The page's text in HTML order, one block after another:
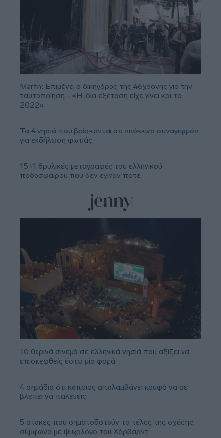
Marfin: Επιμένει ο δικηγόρος της 46χρονης για την
ταυτοποίηση - «Η ίδια εξέταση είχε γίνει και το
2022»
Τα 4 νησιά που βρίσκονται σε «κόκκινο συναγερμό»
για εκδήλωση φωτιάς
15+1 θρυλικές μεταγραφές του ελληνικού
ποδοσφαίρου που δεν έγιναν ποτέ
10 θερινά σινεμά σε ελληνικά νησιά που αξίζει να
επισκεφθείς έστω μία φορά
4 σημάδια ότι κάποιος απολαμβάνει κρυφά να σε
βλέπει να παλεύεις
5 ατάκες που σηματοδοτούν το τέλος της σχέσης,
σύμφωνα με ψυχολόγο του Χάρβαρντ